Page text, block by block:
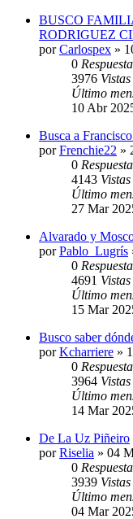
BUSCO
RODRIGUEZ
porCarlospex »
0
3976 Vistas
Último
10 Abr
Busca a
porFrenchie22 »
0
4143 Vistas
Último
27 Mar
Alvarado y
porPablo_Lugrís
0
4691 Vistas
Último
15 Mar
Busco saber
porKcharriere »
0
3964 Vistas
Último
14 Mar
De La Uz Piñeiro
porRiselia » 04
0
3939 Vistas
Último
04 Mar